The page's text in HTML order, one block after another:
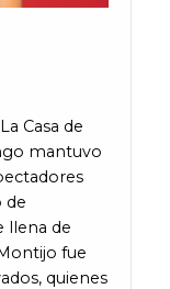
Casa de
mantuvo
de
llena de
fue
quienes